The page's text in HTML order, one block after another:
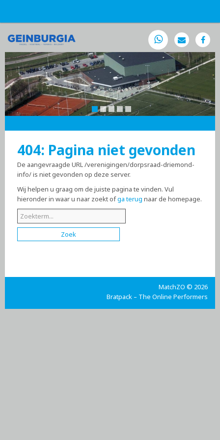
404: Pagina niet gevonden
De aangevraagde URL /verenigingen/dorpsraad-driemond-
info/ is niet gevonden op deze server.
Wij helpen u graag om de juiste pagina te vinden. Vul
hieronder in waar u naar zoekt ofga terug naar de homepage.
MatchZO © 2026
Bratpack – The Online Performers